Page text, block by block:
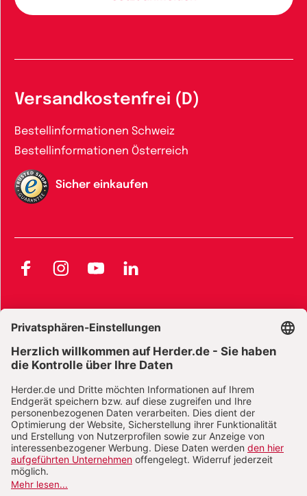
Versandkostenfrei (D)
Bestellinformationen Schweiz
Bestellinformationen Österreich
Sicher einkaufen
FacebookInstagramYouTubeLinkedIn
Widerrufsbelehrung E-Books
Widerrufsbelehrung Zeitschriften Datenschutz
Datenschutz Social Media Barrierefreiheit
Vertrag widerrufen